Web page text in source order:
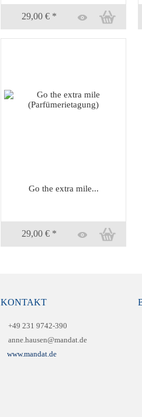
29,00 € *
Go the extra mile...
29,00 € *
KONTAKT
+49 231 9742-390
anne.hausen@mandat.de
www.mandat.de